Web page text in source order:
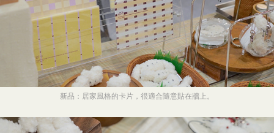
新品：居家風格的卡片，很適合隨意貼在牆上。